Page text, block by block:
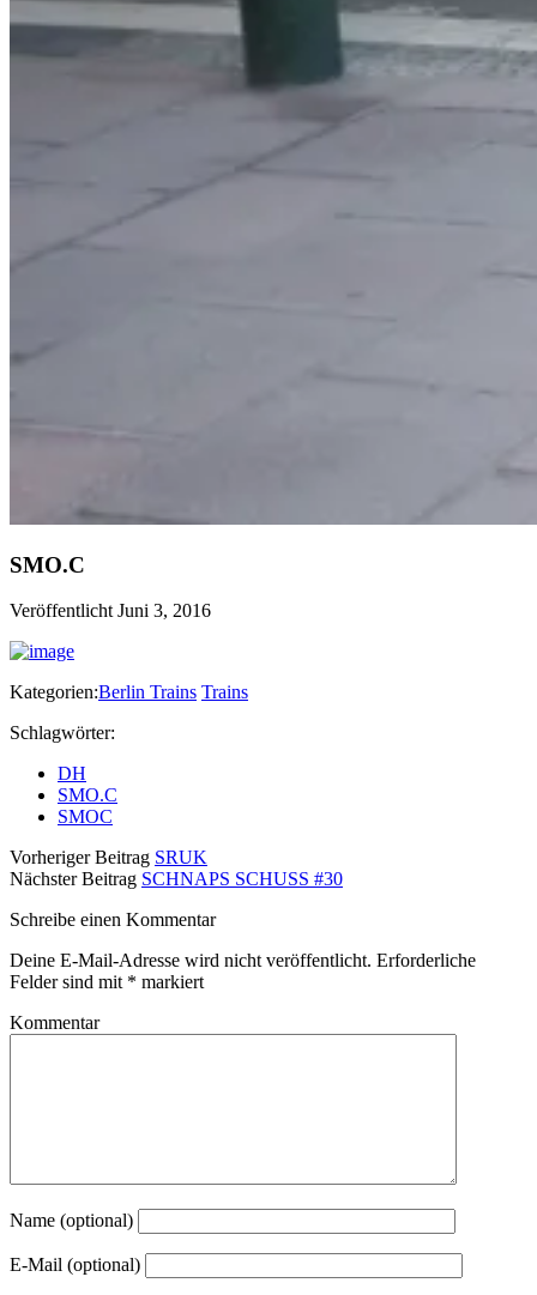
SMO.C
Veröffentlicht Juni 3, 2016
Kategorien:Berlin Trains Trains
Schlagwörter:
DH
SMO.C
SMOC
Vorheriger Beitrag SRUK
Nächster Beitrag SCHNAPS SCHUSS #30
Schreibe einen Kommentar
Deine E-Mail-Adresse wird nicht veröffentlicht. Erforderliche
Felder sind mit * markiert
Kommentar
Name (optional)
E-Mail (optional)